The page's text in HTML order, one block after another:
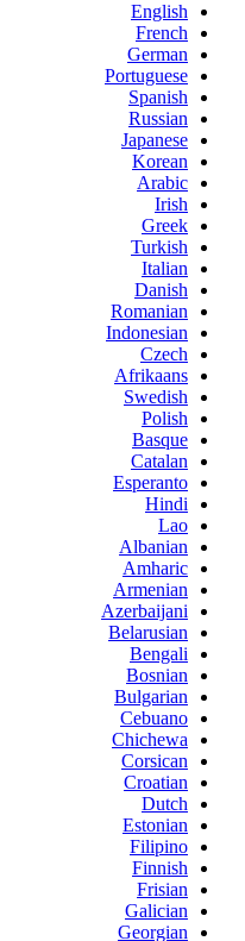
English
French
German
Portuguese
Spanish
Russian
Japanese
Korean
Arabic
Irish
Greek
Turkish
Italian
Danish
Romanian
Indonesian
Czech
Afrikaans
Swedish
Polish
Basque
Catalan
Esperanto
Hindi
Lao
Albanian
Amharic
Armenian
Azerbaijani
Belarusian
Bengali
Bosnian
Bulgarian
Cebuano
Chichewa
Corsican
Croatian
Dutch
Estonian
Filipino
Finnish
Frisian
Galician
Georgian